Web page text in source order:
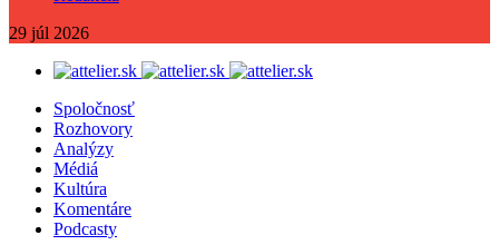
29 júl 2026
Spoločnosť
Rozhovory
Analýzy
Médiá
Kultúra
Komentáre
Podcasty